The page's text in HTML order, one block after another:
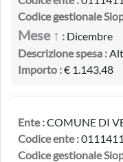
Codice gestionale
Mese ↑ : Dicembre
Descrizione spesa :
Importo :€ 1.143,48
Ente :COMUNE DI
Codice ente :
Codice gestionale